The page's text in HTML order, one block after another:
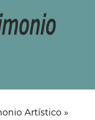
Artístico »